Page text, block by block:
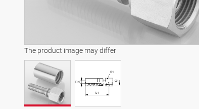
The product image may differ